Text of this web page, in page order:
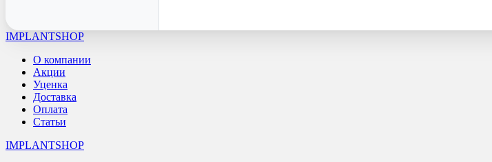
IMPLANTSHOP
О компании
Акции
Уценка
Доставка
Оплата
Статьи
IMPLANTSHOP